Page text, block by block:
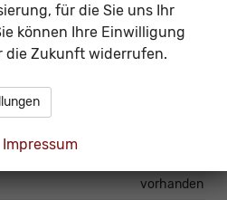
vorhanden
für die Sie uns Ihr
können Ihre Einwilligung
die Zukunft widerrufen.
Impressum